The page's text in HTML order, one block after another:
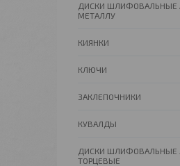
ДИСКИ ШЛИФОВАЛЬНЫЕ
МЕТАЛЛУ
КИЯНКИ
КЛЮЧИ
ЗАКЛЕПОЧНИКИ
КУВАЛДЫ
ДИСКИ ШЛИФОВАЛЬНЫЕ
ТОРЦЕВЫЕ